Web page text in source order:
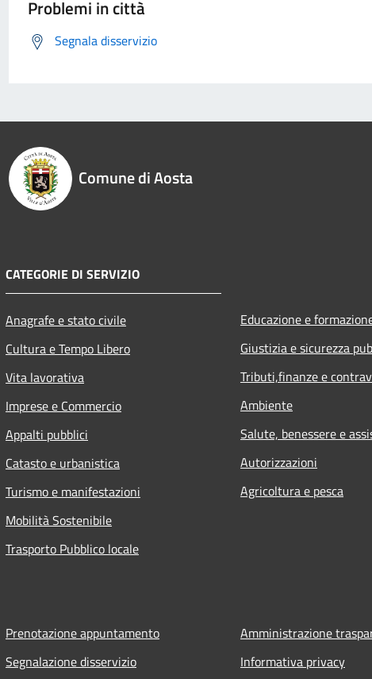
Problemi in città
Segnala disservizio
Comune di Aosta
CATEGORIE DI SERVIZIO
Anagrafe e stato civile
Cultura e Tempo Libero
Vita lavorativa
Imprese e Commercio
Appalti pubblici
Catasto e urbanistica
Turismo e manifestazioni
Mobilità Sostenibile
Trasporto Pubblico locale
Educazione e
Giustizia e sicurezza
Tributi,finanze e
Ambiente
Salute, benessere e
Autorizzazioni
Agricoltura e pesca
Prenotazione appuntamento
Segnalazione disservizio
Amministrazione
Informativa privacy